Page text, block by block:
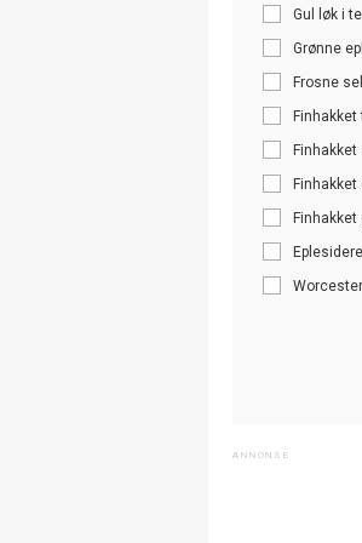
Gul løk i
Grønne
Frosne
Finhakket
Finhakket
Finhakket